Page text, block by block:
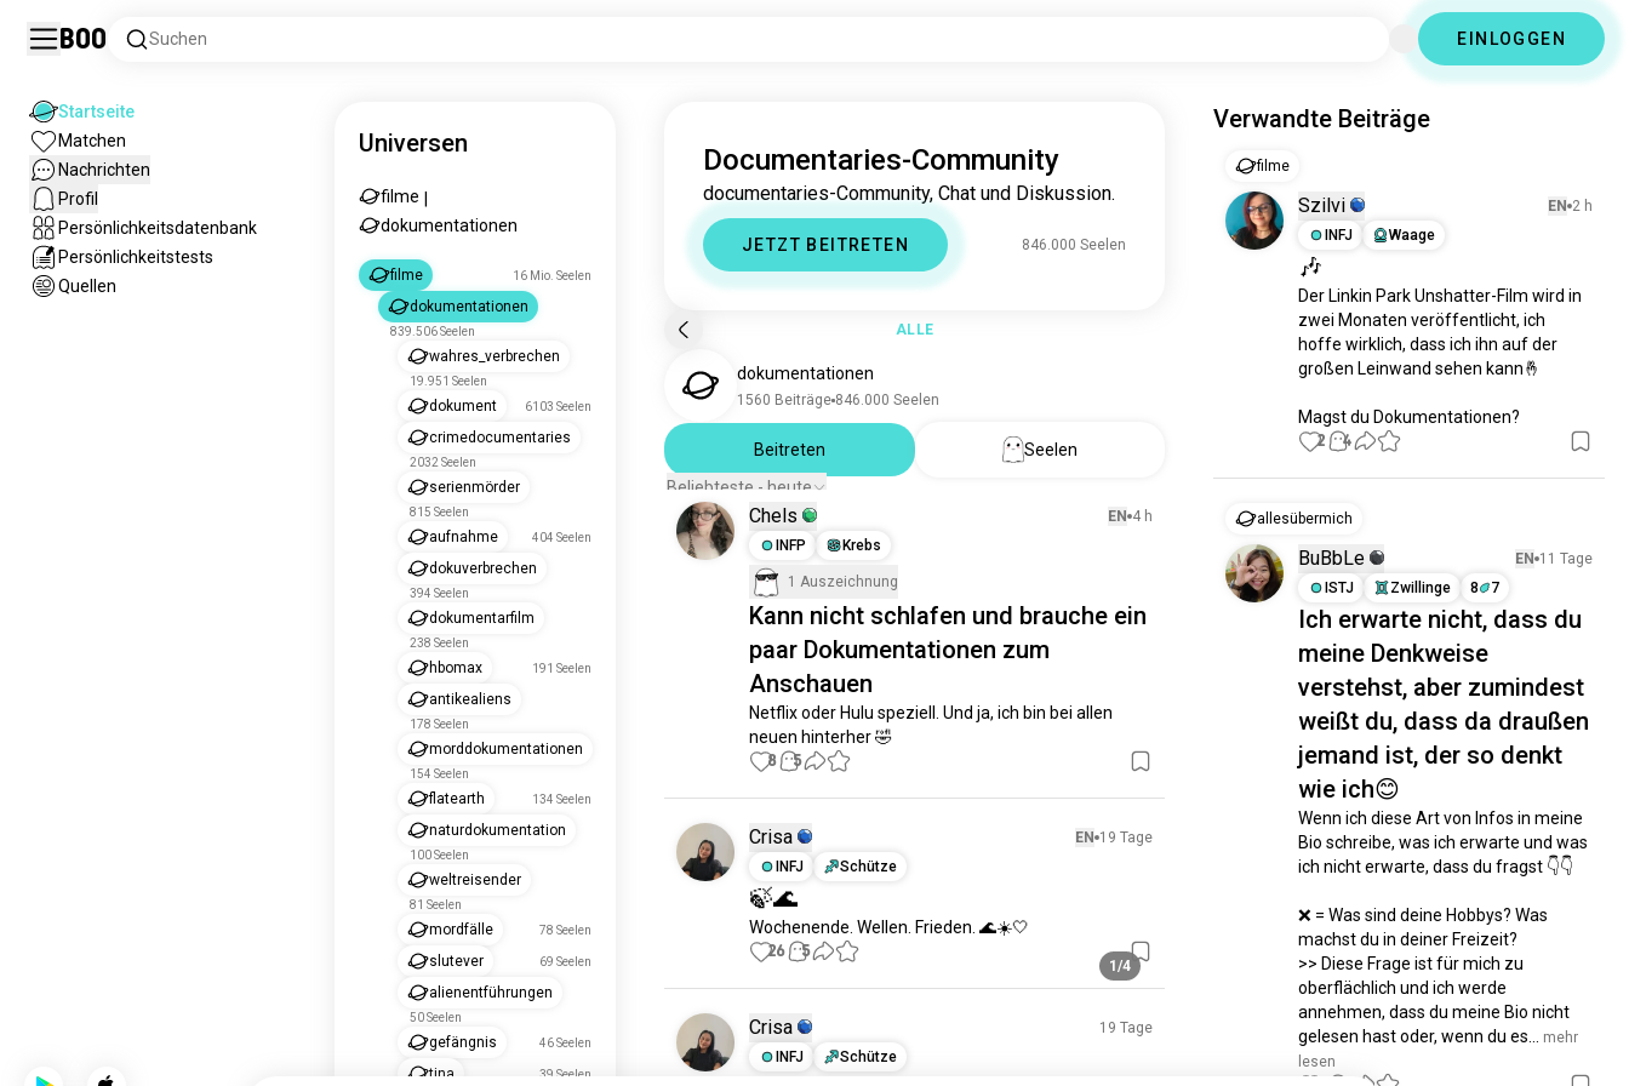
Boo Suchen EINLOGGEN
Startseite
Matchen
Nachrichten
Profil
Persönlichkeitsdatenbank
Persönlichkeitstests
Quellen
Universen
filme
dokumentationen
filme 16 Mio. Seelen
dokumentationen
839.506 Seelen
wahres_verbrechen
19.951 Seelen
dokument 6103 Seelen
crimedocumentaries
2032 Seelen
serienmörder
815 Seelen
aufnahme 404 Seelen
dokuverbrechen
394 Seelen
dokumentarfilm
238 Seelen
hbomax 191 Seelen
antikealiens
178 Seelen
morddokumentationen
154 Seelen
flatearth 134 Seelen
naturdokumentation
100 Seelen
weltreisender
81 Seelen
mordfälle 78 Seelen
slutever 69 Seelen
alienentführungen
50 Seelen
gefängnis 46 Seelen
tina 39 Seelen
Documentaries-Community
documentaries-Community, Chat und Diskussion.
JETZT BEITRETEN 846.000 Seelen
ALLE
dokumentationen
1560 Beiträge 846.000 Seelen
Beitreten
Seelen
Beliebteste - heute
Chels EN 4 h
INFP
Krebs
1 Auszeichnung
Kann nicht schlafen und brauche ein
paar Dokumentationen zum
Anschauen
Netflix oder Hulu speziell. Und ja, ich bin bei allen
neuen hinterher 🤣
8 5
Crisa EN 19 Tage
INFJ
Schütze
🍃🌊
Wochenende. Wellen. Frieden. 🌊☀️🤍
1/4
26 5
Crisa
19 Tage
INFJ
Schütze
Verwandte Beiträge
filme
Szilvi EN 2 h
INFJ
Waage
🎶
Der Linkin Park Unshatter-Film wird in
zwei Monaten veröffentlicht, ich
hoffe wirklich, dass ich ihn auf der
großen Leinwand sehen kann🤞
Magst du Dokumentationen?
2 4
allesübermich
BuBbLe EN 11 Tage
ISTJ
Zwillinge 8 7
Ich erwarte nicht, dass du
meine Denkweise
verstehst, aber zumindest
weißt du, dass da draußen
jemand ist, der so denkt
wie ich😊
Wenn ich diese Art von Infos in meine
Bio schreibe, was ich erwarte und was
ich nicht erwarte, dass du fragst 👇👇
❌ = Was sind deine Hobbys? Was
machst du in deiner Freizeit?
>> Diese Frage ist für mich zu
oberflächlich und ich werde
annehmen, dass du meine Bio nicht
gelesen hast oder, wenn du es...
mehr
lesen